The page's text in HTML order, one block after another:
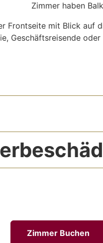
Zimmer haben
Frontseite mit Blick auf
Geschäftsreisende
Zimmer Buchen